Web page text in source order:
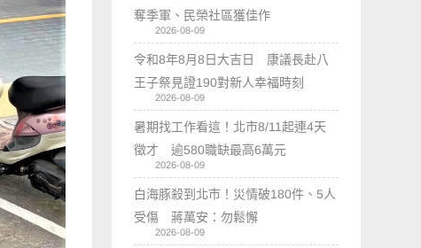
奪季軍、民榮社區獲佳作
2026-08-09
令和8年8月8日大吉日 康議長赴八
王子祭見證190對新人幸福時刻
2026-08-09
暑期找工作看這！北市8/11起連4天
徵才 逾580職缺最高6萬元
2026-08-09
白海豚殺到北市！災情破180件、5人
受傷 蔣萬安：勿鬆懈
2026-08-09